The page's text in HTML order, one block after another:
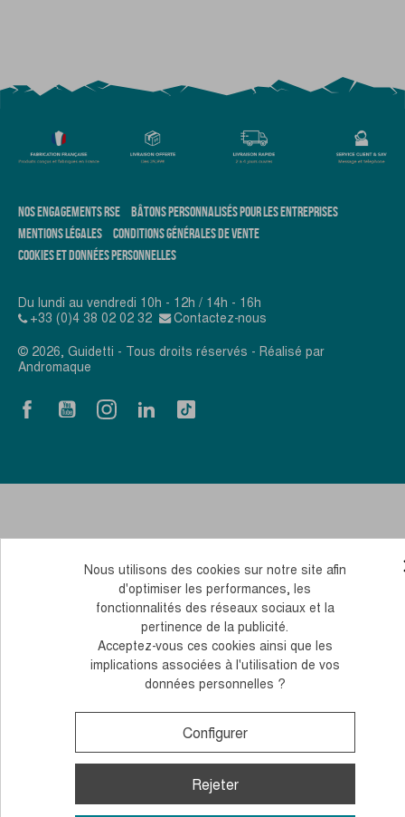
NOS ENGAGEMENTS RSE
BÂTONS PERSONNALISÉS POUR LES ENTREPRISES
MENTIONS LÉGALES
CONDITIONS GÉNÉRALES DE VENTE
COOKIES ET DONNÉES PERSONNELLES
Du lundi au vendredi 10h - 12h / 14h - 16h
+33 (0)4 38 02 02 32
Contactez-nous
© 2026, Guidetti - Tous droits réservés - Réalisé par
Andromaque
Nous utilisons des cookies sur notre site afin
d'optimiser les performances, les
fonctionnalités des réseaux sociaux et la
pertinence de la publicité.
Acceptez-vous ces cookies ainsi que les
implications associées à l'utilisation de vos
données personnelles ?
Configurer
Rejeter